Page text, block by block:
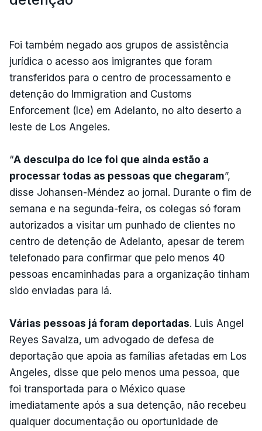
Foi também negado aos grupos de assistência
jurídica o acesso aos imigrantes que foram
transferidos para o centro de processamento e
detenção do Immigration and Customs
Enforcement (Ice) em Adelanto, no alto deserto a
leste de Los Angeles.
“A desculpa do Ice foi que ainda estão a
processar todas as pessoas que chegaram”,
disse Johansen-Méndez ao jornal. Durante o fim de
semana e na segunda-feira, os colegas só foram
autorizados a visitar um punhado de clientes no
centro de detenção de Adelanto, apesar de terem
telefonado para confirmar que pelo menos 40
pessoas encaminhadas para a organização tinham
sido enviadas para lá.
Várias pessoas já foram deportadas. Luis Angel
Reyes Savalza, um advogado de defesa de
deportação que apoia as famílias afetadas em Los
Angeles, disse que pelo menos uma pessoa, que
foi transportada para o México quase
imediatamente após a sua detenção, não recebeu
qualquer documentação ou oportunidade de